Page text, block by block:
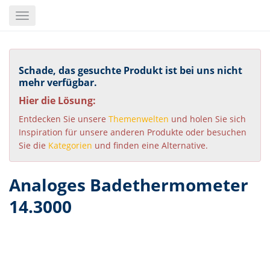
content
Toggle
Schade, das gesuchte Produkt ist bei uns nicht
mehr verfügbar.
Hier die Lösung:
Entdecken Sie unsere Themenwelten und holen Sie sich
Inspiration für unsere anderen Produkte oder besuchen
Sie die Kategorien und finden eine Alternative.
Analoges Badethermometer
14.3000